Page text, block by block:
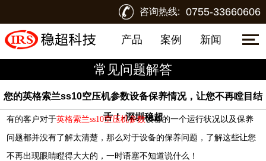
咨询热线: 0755-33660606
产品 案例 新闻
常见问题解答
您的英格索兰ss10空压机参数设备保养情况，让您不再瞠目结
舌！-深圳稳超
有的客户对于英格索兰ss10空压机参数设备的一个运行状况以及保养
问题都并没有了解太清楚，那么对于设备的保养问题，了解这些让您
不再出现眼睛瞪得大大的，一时语塞不知道说什么！